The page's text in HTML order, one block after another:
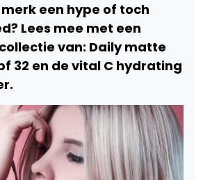
een hype of toch
Lees mee met een
van: Daily matte
32 en de vital C hydrating